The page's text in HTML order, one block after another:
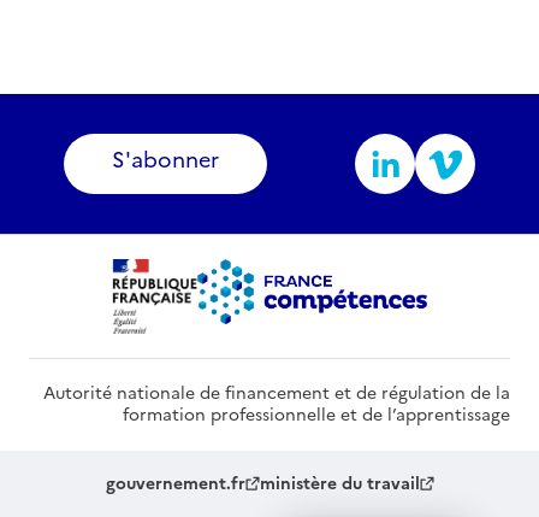
S'abonner
Autorité nationale de financement et de régulation de la
formation professionnelle et de l’apprentissage
gouvernement.fr ministère du travail